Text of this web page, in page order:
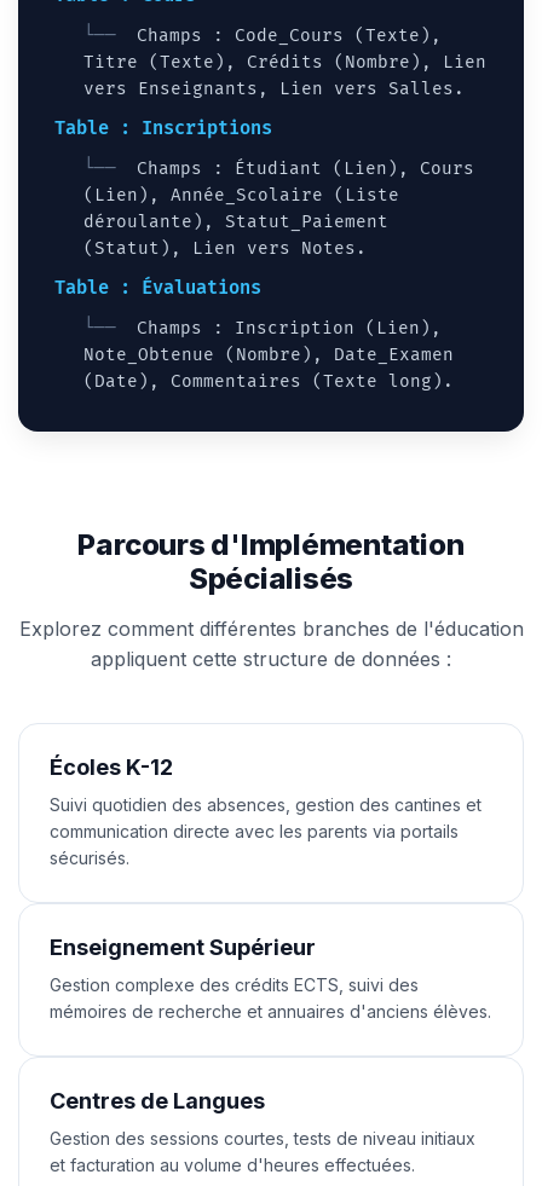
Champs : Code_Cours (Texte),
Titre (Texte), Crédits (Nombre), Lien
vers Enseignants, Lien vers Salles.
Table : Inscriptions
Champs : Étudiant (Lien), Cours
(Lien), Année_Scolaire (Liste
déroulante), Statut_Paiement
(Statut), Lien vers Notes.
Table : Évaluations
Champs : Inscription (Lien),
Note_Obtenue (Nombre), Date_Examen
(Date), Commentaires (Texte long).
Parcours d'Implémentation
Spécialisés
Explorez comment différentes branches de l'éducation
appliquent cette structure de données :
Écoles K-12
Suivi quotidien des absences, gestion des cantines et
communication directe avec les parents via portails
sécurisés.
Enseignement Supérieur
Gestion complexe des crédits ECTS, suivi des
mémoires de recherche et annuaires d'anciens élèves.
Centres de Langues
Gestion des sessions courtes, tests de niveau initiaux
et facturation au volume d'heures effectuées.